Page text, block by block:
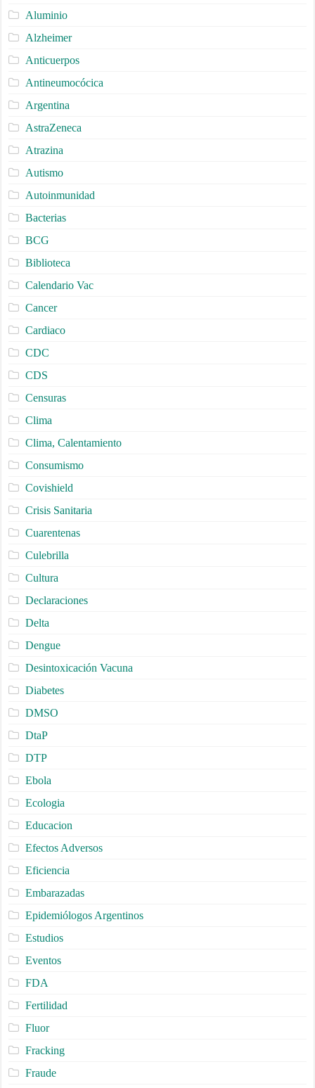
Aluminio
Alzheimer
Anticuerpos
Antineumocócica
Argentina
AstraZeneca
Atrazina
Autismo
Autoinmunidad
Bacterias
BCG
Biblioteca
Calendario Vac
Cancer
Cardiaco
CDC
CDS
Censuras
Clima
Clima, Calentamiento
Consumismo
Covishield
Crisis Sanitaria
Cuarentenas
Culebrilla
Cultura
Declaraciones
Delta
Dengue
Desintoxicación Vacuna
Diabetes
DMSO
DtaP
DTP
Ebola
Ecologia
Educacion
Efectos Adversos
Eficiencia
Embarazadas
Epidemiólogos Argentinos
Estudios
Eventos
FDA
Fertilidad
Fluor
Fracking
Fraude